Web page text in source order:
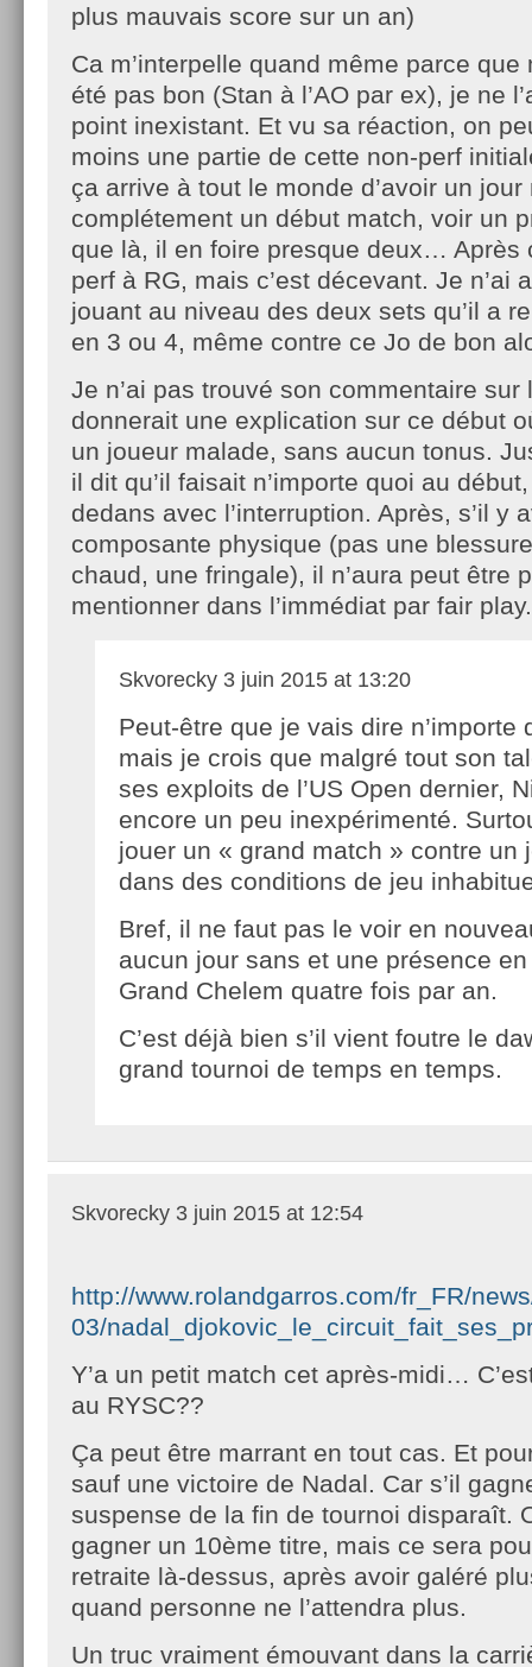
plus mauvais score sur un an)
Ca m’interpelle quand même parce
été pas bon (Stan à l’AO par ex), je ne
point inexistant. Et vu sa réaction, on
moins une partie de cette non-perf
ça arrive à tout le monde d’avoir un
complétement un début match, voir un
que là, il en foire presque deux… Après
perf à RG, mais c’est décevant. Je n’ai
jouant au niveau des deux sets qu’il a
en 3 ou 4, même contre ce Jo de bon
Je n’ai pas trouvé son commentaire sur
donnerait une explication sur ce début
un joueur malade, sans aucun tonus.
il dit qu’il faisait n’importe quoi au
dedans avec l’interruption. Après, s’il y
composante physique (pas une
chaud, une fringale), il n’aura peut être
mentionner dans l’immédiat par fair play.
Skvorecky 3 juin 2015 at 13:20
Peut-être que je vais dire n’importe
mais je crois que malgré tout son
ses exploits de l’US Open dernier,
encore un peu inexpérimenté.
jouer un « grand match » contre un
dans des conditions de jeu
Bref, il ne faut pas le voir en
aucun jour sans et une présence
Grand Chelem quatre fois par an.
C’est déjà bien s’il vient foutre le
grand tournoi de temps en temps.
Skvorecky 3 juin 2015 at 12:54
http://www.rolandgarros.com/fr_FR/
03/
Y’a un petit match cet après-midi…
au RYSC??
Ça peut être marrant en tout cas. Et
sauf une victoire de Nadal. Car s’il
suspense de la fin de tournoi disparaît.
gagner un 10ème titre, mais ce sera
retraite là-dessus, après avoir galéré
quand personne ne l’attendra plus.
Un truc vraiment émouvant dans la